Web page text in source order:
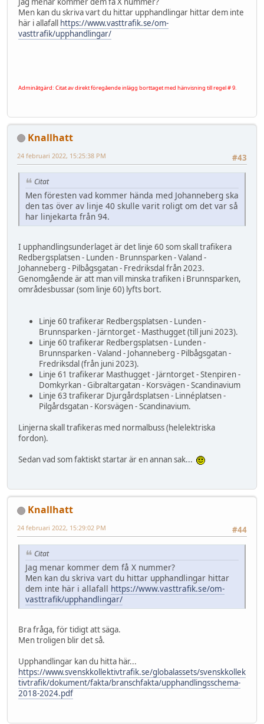
Men kan du skriva vart du hittar upphandlingar hittar dem inte
här i allafall https://www.vasttrafik.se/om-
vasttrafik/upphandlingar/
Adminåtgärd: Citat av direkt föregående inlägg borttaget med hänvisning till regel # 9.
Knallhatt
#43
24 februari 2022, 15:25:38 PM
Citat
Men föresten vad kommer hända med Johanneberg ska
den tas över av linje 40 skulle varit roligt om det var så
har linjekarta från 94.
I upphandlingsunderlaget är det linje 60 som skall trafikera
Redbergsplatsen - Lunden - Brunnsparken - Valand -
Johanneberg - Pilbågsgatan - Fredriksdal från 2023.
Genomgående är att man vill minska trafiken i Brunnsparken,
områdesbussar (som linje 60) lyfts bort.
Linje 60 trafikerar Redbergsplatsen - Lunden -
Brunnsparken - Järntorget - Masthugget (till juni 2023).
Linje 60 trafikerar Redbergsplatsen - Lunden -
Brunnsparken - Valand - Johanneberg - Pilbågsgatan -
Fredriksdal (från juni 2023).
Linje 61 trafikerar Masthugget - Järntorget - Stenpiren -
Domkyrkan - Gibraltargatan - Korsvägen - Scandinavium
Linje 63 trafikerar Djurgårdsplatsen - Linnéplatsen -
Pilgårdsgatan - Korsvägen - Scandinavium.
Linjerna skall trafikeras med normalbuss (helelektriska
fordon).
Sedan vad som faktiskt startar är en annan sak...
Knallhatt
#44
24 februari 2022, 15:29:02 PM
Citat
Jag menar kommer dem få X nummer?
Men kan du skriva vart du hittar upphandlingar hittar
dem inte här i allafall https://www.vasttrafik.se/om-
vasttrafik/upphandlingar/
Bra fråga, för tidigt att säga.
Men troligen blir det så.
Upphandlingar kan du hitta här...
https://www.svenskkollektivtrafik.se/globalassets/svenskkollek
tivtrafik/dokument/fakta/branschfakta/upphandlingsschema-
2018-2024.pdf